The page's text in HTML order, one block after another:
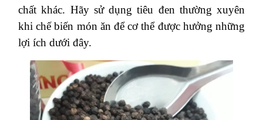
chất khác. Hãy sử dụng tiêu đen thường xuyên
khi chế biến món ăn để cơ thể được hưởng những
lợi ích dưới đây.